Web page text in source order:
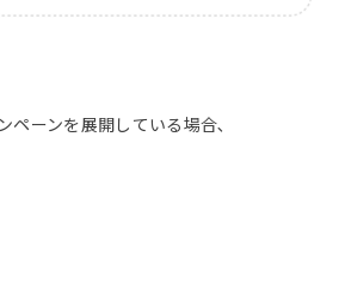
ペーンを展開している場合､